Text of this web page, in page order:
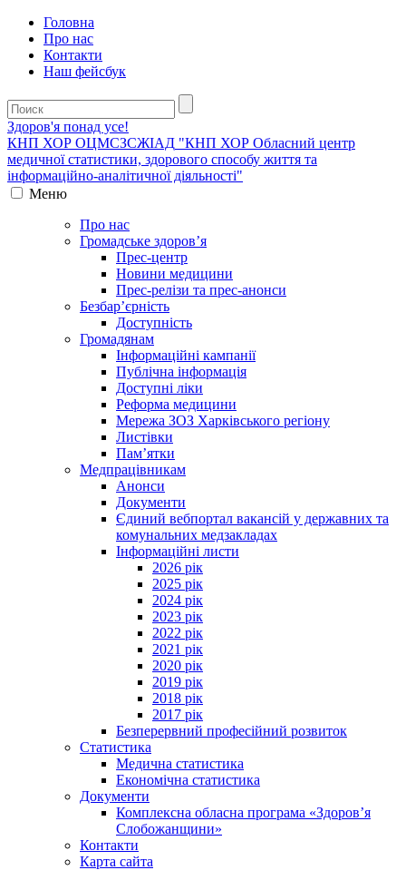
Головна
Про нас
Контакти
Наш фейсбук
Здоров'я понад усе!
КНП ХОР ОЦМСЗСЖIАД "КНП ХОР Обласний центр
медичної статистики, здорового способу життя та
інформаційно-аналітичної діяльності"
Меню
Про нас
Громадське здоров’я
Прес-центр
Новини медицини
Прес-релізи та прес-анонси
Безбар’єрність
Доступність
Громадянам
Інформаційні кампанії
Публічна інформація
Доступні ліки
Реформа медицини
Мережа ЗОЗ Харківського регіону
Листівки
Пам’ятки
Медпрацівникам
Анонси
Документи
Єдиний вебпортал вакансій у державних та
комунальних медзакладах
Інформаційні листи
2026 рік
2025 рік
2024 рік
2023 рік
2022 рік
2021 рік
2020 рік
2019 рік
2018 рік
2017 рік
Безперервний професійний розвиток
Статистика
Медична статистика
Економічна статистика
Документи
Комплексна обласна програма «Здоров’я
Слобожанщини»
Контакти
Карта сайта